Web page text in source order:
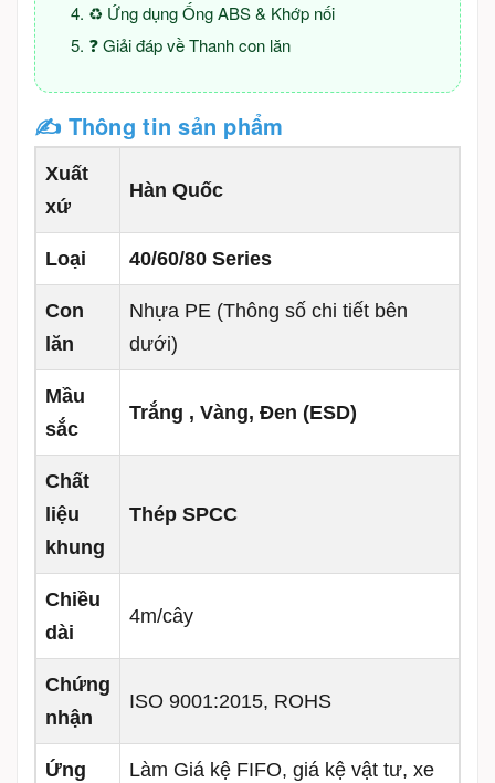
♻️ Ứng dụng Ống ABS & Khớp nối
❓ Giải đáp về Thanh con lăn
✍ Thông tin sản phẩm
Xuất
xứ
Hàn Quốc
Loại 40/60/80 Series
Con
lăn
Nhựa PE (Thông số chi tiết bên
dưới)
Mầu
sắc
Trắng , Vàng, Đen (ESD)
Chất
liệu
khung
Thép SPCC
Chiều
dài
4m/cây
Chứng
nhận
ISO 9001:2015, ROHS
Ứng
Làm Giá kệ FIFO, giá kệ vật tư, xe